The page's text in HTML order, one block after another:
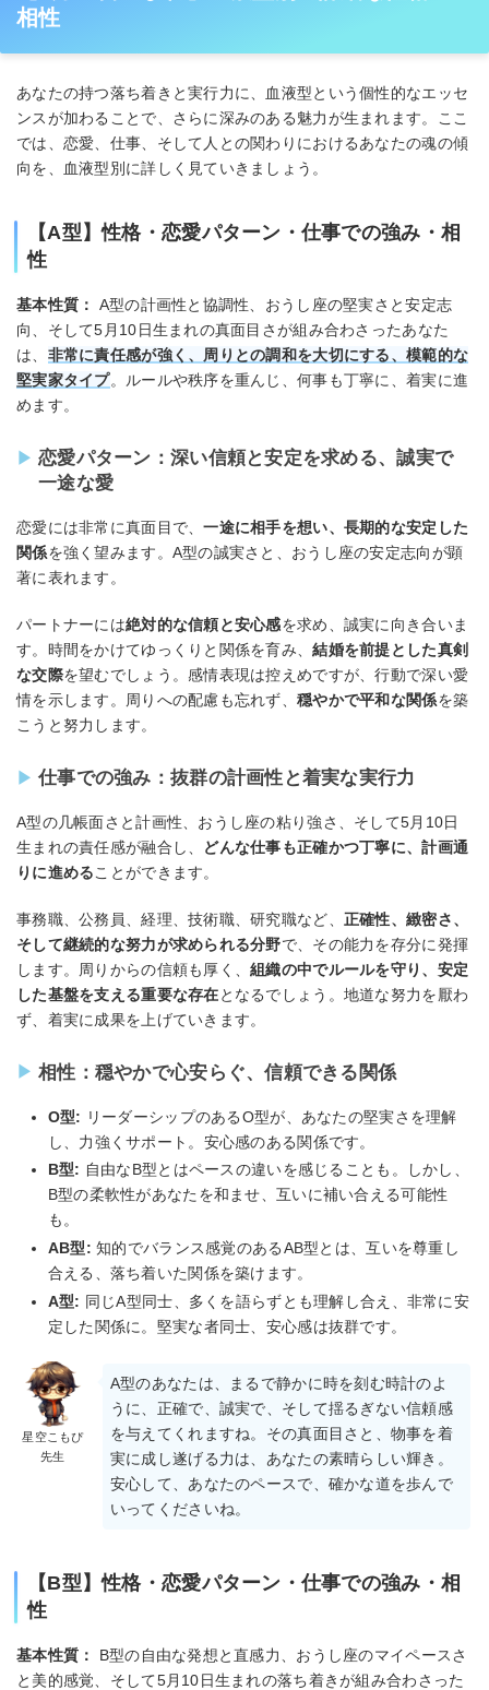
相性
あなたの持つ落ち着きと実行力に、血液型という個性的なエッセ
ンスが加わることで、さらに深みのある魅力が生まれます。ここ
では、恋愛、仕事、そして人との関わりにおけるあなたの魂の傾
向を、血液型別に詳しく見ていきましょう。
【A型】性格・恋愛パターン・仕事での強み・相
性
基本性質：
A型の計画性と協調性、おうし座の堅実さと安定志
向、そして5月10日生まれの真面目さが組み合わさったあなた
は、 非常に責任感が強く、周りとの調和を大切にする、模範的な
堅実家タイプ。ルールや秩序を重んじ、何事も丁寧に、着実に進
めます。
恋愛パターン：深い信頼と安定を求める、誠実で
一途な愛
恋愛には非常に真面目で、一途に相手を想い、長期的な安定した
関係を強く望みます。A型の誠実さと、おうし座の安定志向が顕
著に表れます。
パートナーには絶対的な信頼と安心感を求め、誠実に向き合いま
す。時間をかけてゆっくりと関係を育み、結婚を前提とした真剣
な交際を望むでしょう。感情表現は控えめですが、行動で深い愛
情を示します。周りへの配慮も忘れず、穏やかで平和な関係を築
こうと努力します。
仕事での強み：抜群の計画性と着実な実行力
A型の几帳面さと計画性、おうし座の粘り強さ、そして5月10日
生まれの責任感が融合し、
どんな仕事も正確かつ丁寧に、計画通
りに進めることができます。
事務職、公務員、経理、技術職、研究職など、 正確性、緻密さ、
そして継続的な努力が求められる分野で、その能力を存分に発揮
します。周りからの信頼も厚く、組織の中でルールを守り、安定
した基盤を支える重要な存在となるでしょう。地道な努力を厭わ
ず、着実に成果を上げていきます。
相性：穏やかで心安らぐ、信頼できる関係
O型: リーダーシップのあるO型が、あなたの堅実さを理解
し、力強くサポート。安心感のある関係です。
B型: 自由なB型とはペースの違いを感じることも。しかし、
B型の柔軟性があなたを和ませ、互いに補い合える可能性
も。
AB型: 知的でバランス感覚のあるAB型とは、互いを尊重し
合える、落ち着いた関係を築けます。
A型: 同じA型同士、多くを語らずとも理解し合え、非常に安
定した関係に。堅実な者同士、安心感は抜群です。
星空こもぴ
先生
A型のあなたは、まるで静かに時を刻む時計のよ
うに、正確で、誠実で、そして揺るぎない信頼感
を与えてくれますね。その真面目さと、物事を着
実に成し遂げる力は、あなたの素晴らしい輝き。
安心して、あなたのペースで、確かな道を歩んで
いってくださいね。
【B型】性格・恋愛パターン・仕事での強み・相
性
基本性質：
B型の自由な発想と直感力、おうし座のマイペースさ
と美的感覚、そして5月10日生まれの落ち着きが組み合わさった